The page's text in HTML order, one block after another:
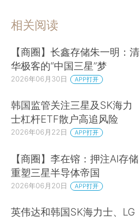
相关阅读
【商圈】长鑫存储朱一明：清
华极客的“中国三星”梦
2026年06月30日 APP打开
韩国监管关注三星及SK海力
士杠杆ETF散户高追风险
2026年06月22日 APP打开
【商圈】李在镕：押注AI存储
重塑三星半导体帝国
2026年06月20日 APP打开
英伟达和韩国SK海力士、LG